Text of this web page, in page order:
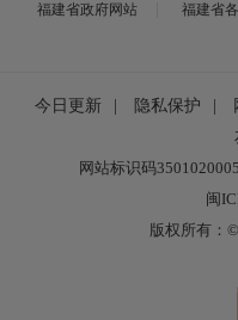
福建省政府网站 福建省
今日更新 隐私保护
网站标识码3501020005
闽
版权所有：